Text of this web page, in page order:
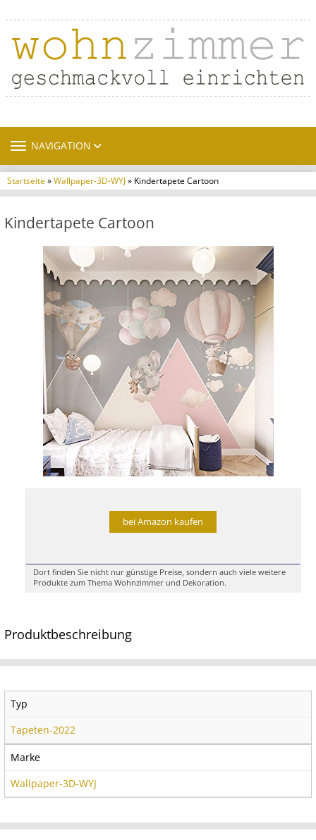
TOGGLE NAVIGATION
NAVIGATION
Startseite»Wallpaper-3D-WYJ» Kindertapete Cartoon
Kindertapete Cartoon
bei Amazon kaufen
Dort finden Sie nicht nur günstige Preise, sondern auch viele weitere
Produkte zum Thema Wohnzimmer und Dekoration.
Produktbeschreibung
Typ
Tapeten-2022
Marke
Wallpaper-3D-WYJ